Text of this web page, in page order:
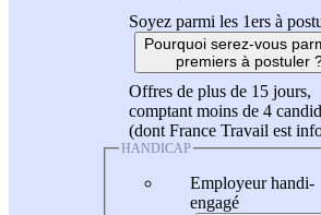
Soyez parmi les 1ers à
Pourquoi serez-vous
premiers à postuler
Offres de plus de 15 jours,
comptant moins de 4
(dont France Travail est
HANDICAP
Employeur handi-
engagé